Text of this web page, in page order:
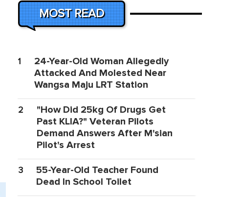
MOST READ
1
24-Year-Old Woman Allegedly
Attacked And Molested Near
Wangsa Maju LRT Station
2
"How Did 25kg Of Drugs Get
Past KLIA?" Veteran Pilots
Demand Answers After M'sian
Pilot's Arrest
3
55-Year-Old Teacher Found
Dead In School Toilet